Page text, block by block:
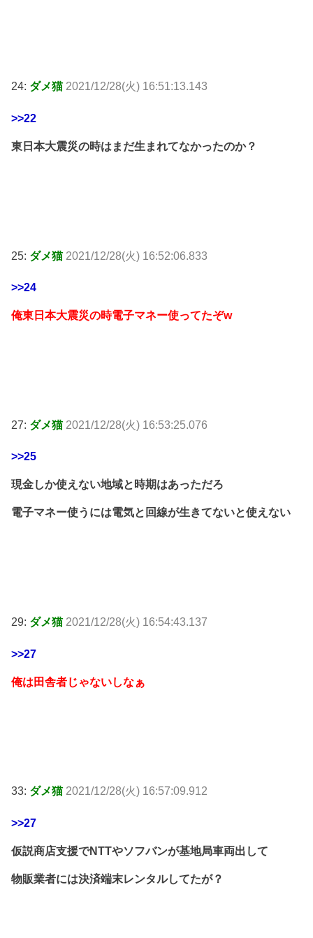
24: ダメ猫 2021/12/28(火) 16:51:13.143
>>22
東日本大震災の時はまだ生まれてなかったのか？
25: ダメ猫 2021/12/28(火) 16:52:06.833
>>24
俺東日本大震災の時電子マネー使ってたぞw
27: ダメ猫 2021/12/28(火) 16:53:25.076
>>25
現金しか使えない地域と時期はあっただろ
電子マネー使うには電気と回線が生きてないと使えない
29: ダメ猫 2021/12/28(火) 16:54:43.137
>>27
俺は田舎者じゃないしなぁ
33: ダメ猫 2021/12/28(火) 16:57:09.912
>>27
仮説商店支援でNTTやソフバンが基地局車両出して
物販業者には決済端末レンタルしてたが？